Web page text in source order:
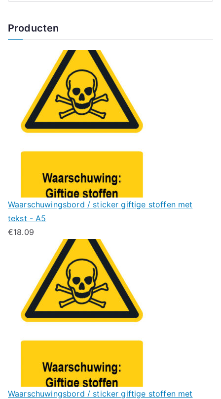
Producten
Waarschuwingsbord / sticker giftige stoffen met
tekst - A5
€18.09
Waarschuwingsbord / sticker giftige stoffen met